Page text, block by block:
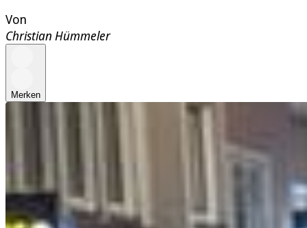
Von
Christian Hümmeler
Merken